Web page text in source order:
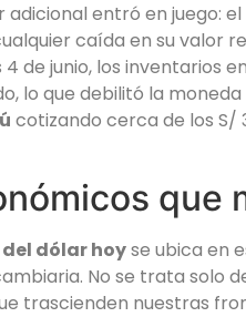
adicional entró en juego:
caída en su valor
de junio, los inventarios
lo que debilitó la moneda
cotizando cerca de los S/
que
dólar hoyse ubica en
No se trata solo
trascienden nuestras